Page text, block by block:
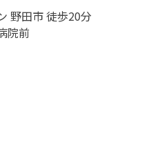
野田市 徒歩20分
院前